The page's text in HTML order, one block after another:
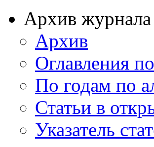
Архив журнала
Архив
Оглавления
По годам по
Статьи в
Указатель